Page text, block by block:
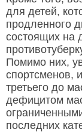
для детей,
продленного
состоящих на
Помимо них,
спортсменов,
третьего до
дефицитом
последних